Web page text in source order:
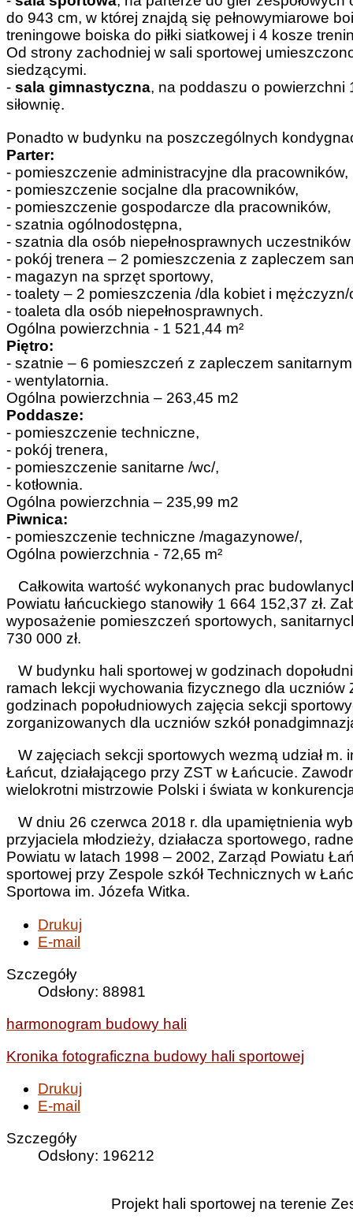
do 943 cm, w której znajdą się pełnowymiarowe
treningowe boiska do piłki siatkowej i 4 kosze
Od strony zachodniej w sali sportowej
siedzącymi.
- sala gimnastyczna, na poddaszu o powierzchni
siłownię.
Ponadto w budynku na poszczególnych
Parter:
- pomieszczenie administracyjne dla pracowników,
- pomieszczenie socjalne dla pracowników,
- pomieszczenie gospodarcze dla pracowników,
- szatnia ogólnodostępna,
- szatnia dla osób niepełnosprawnych
- pokój trenera – 2 pomieszczenia z zapleczem
- magazyn na sprzęt sportowy,
- toalety – 2 pomieszczenia /dla kobiet i
- toaleta dla osób niepełnosprawnych.
Ogólna powierzchnia - 1 521,44 m²
Piętro:
- szatnie – 6 pomieszczeń z zapleczem
- wentylatornia.
Ogólna powierzchnia – 263,45 m2
Poddasze:
- pomieszczenie techniczne,
- pokój trenera,
- pomieszczenie sanitarne /wc/,
- kotłownia.
Ogólna powierzchnia – 235,99 m2
Piwnica:
- pomieszczenie techniczne /magazynowe/,
Ogólna powierzchnia - 72,65 m²
Całkowita wartość wykonanych prac
Powiatu łańcuckiego stanowiły 1 664 152,37 zł.
wyposażenie pomieszczeń sportowych,
730 000 zł.
W budynku hali sportowej w godzinach
ramach lekcji wychowania fizycznego dla uczniów
godzinach popołudniowych zajęcia sekcji
zorganizowanych dla uczniów szkół
W zajęciach sekcji sportowych wezmą udział m.
Łańcut, działającego przy ZST w Łańcucie.
wielokrotni mistrzowie Polski i świata w
W dniu 26 czerwca 2018 r. dla upamiętnienia
przyjaciela młodzieży, działacza sportowego,
Powiatu w latach 1998 – 2002, Zarząd Powiatu
sportowej przy Zespole szkół Technicznych w
Sportowa im. Józefa Witka.
Drukuj
E-mail
Szczegóły
Odsłony: 88981
harmonogram budowy hali
Kronika fotograficzna budowy hali sportowej
Drukuj
E-mail
Szczegóły
Odsłony: 196212
Projekt hali sportowej na terenie